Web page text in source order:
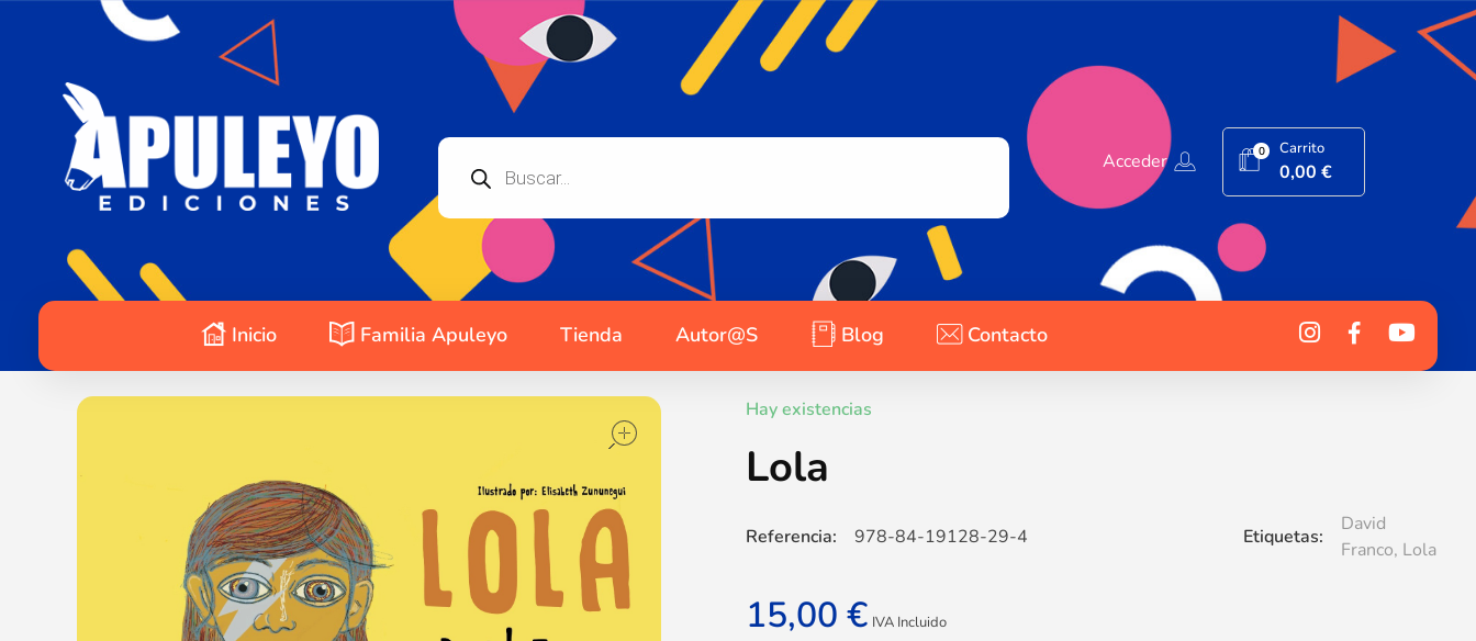
Acceder 0 Carrito
0,00€
Inicio Familia Apuleyo Tienda Autor@s Blog Contacto
Lola
15,00 € IVA Incluido
Hay existencias
Referencia: 978-84-19128-29-4 Etiquetas:
David
Franco, Lola